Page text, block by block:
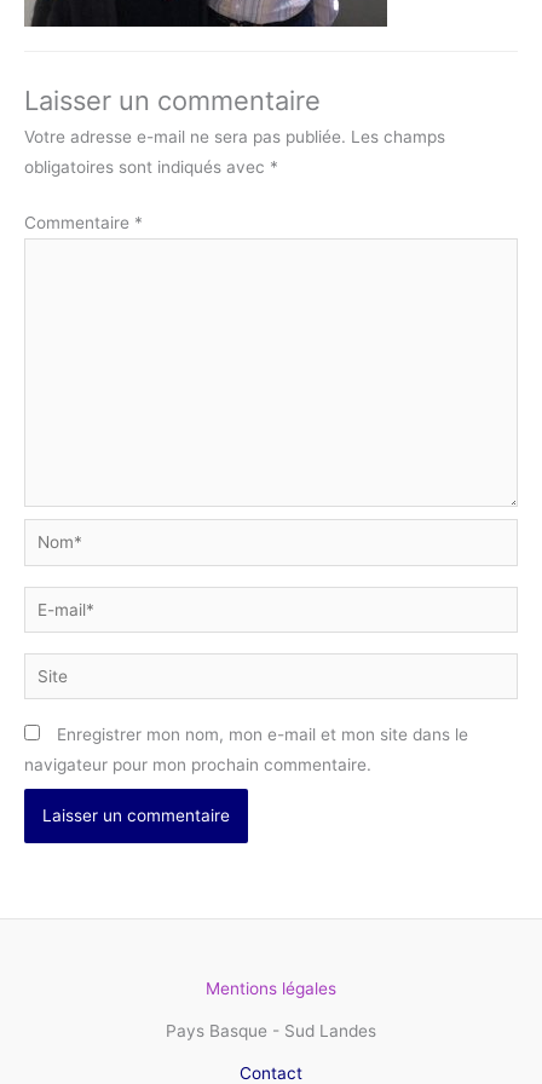
Laisser un commentaire
Votre adresse e-mail ne sera pas publiée. Les champs
obligatoires sont indiqués avec *
Commentaire *
Nom*
E-
mail*
Site
Enregistrer mon nom, mon e-mail et mon site dans le
navigateur pour mon prochain commentaire.
Mentions légales
Pays Basque - Sud Landes
Contact